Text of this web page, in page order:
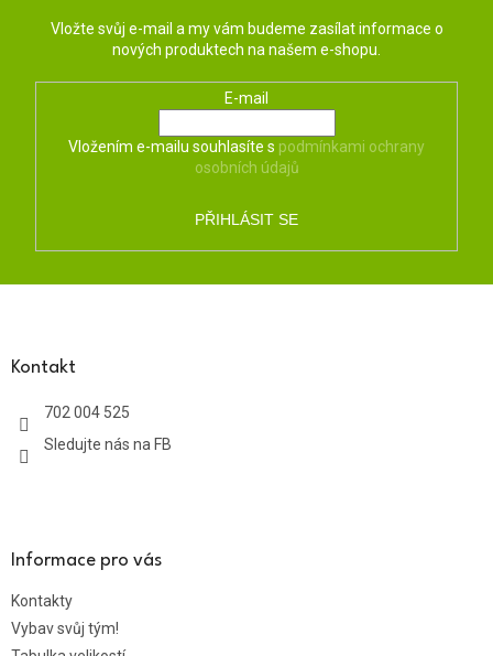
Vložte svůj e-mail a my vám budeme zasílat informace o
nových produktech na našem e-shopu.
E-mail
Vložením e-mailu souhlasíte s podmínkami ochrany
osobních údajů
PŘIHLÁSIT SE
Kontakt
702 004 525
Sledujte nás na FB
Informace pro vás
Kontakty
Vybav svůj tým!